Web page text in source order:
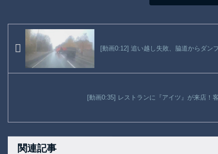
[動画0:12] 追い越し失敗、脇道からダン
[動画0:35] レストランに『アイツ』が来店！
関連記事